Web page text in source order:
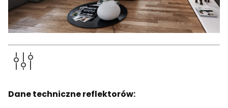
Dane techniczne reflektorów: